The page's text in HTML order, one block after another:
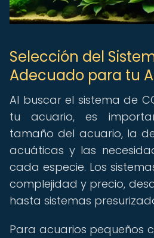
Selección del
Adecuado para tu
Al buscar el sistema de
tu acuario, es
tamaño del acuario, la
acuáticas y las
cada especie. Los
complejidad y precio,
hasta sistemas
Para acuarios pequeños